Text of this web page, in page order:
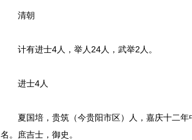
清朝
计有进士4人，举人24人，武举2人。
进士4人
夏国培，贵筑（今贵阳市区）人，嘉庆十二年
名。庶吉士，御史。